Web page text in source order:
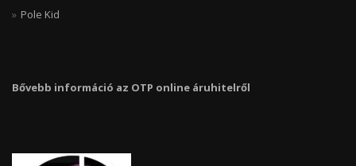
Pole Kid
Bővebb információ az OTP online áruhitelről